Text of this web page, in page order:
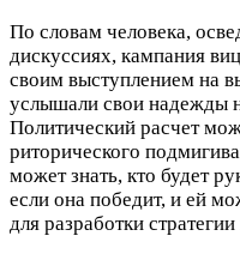
По словам человека,
дискуссиях, кампания
своим выступлением на
услышали свои надежды
Политический расчет
риторического
может знать, кто будет
если она победит, и ей
для разработки